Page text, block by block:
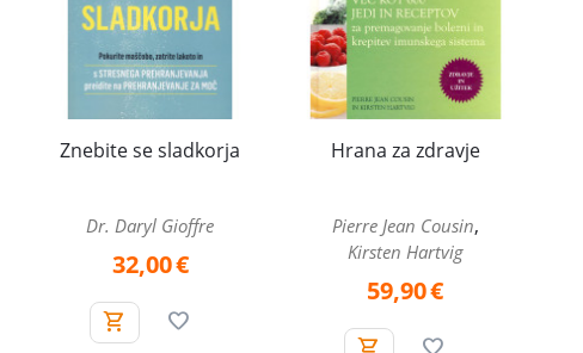
Znebite se sladkorja
Dr. Daryl Gioffre
32,00€
Hrana za zdravje
Pierre Jean Cousin,
Kirsten Hartvig
59,90€